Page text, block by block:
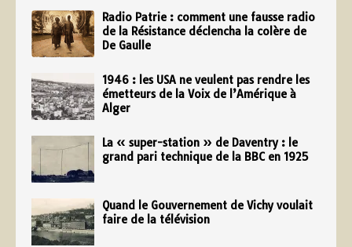
Radio Patrie : comment une fausse radio
de la Résistance déclencha la colère de
De Gaulle
1946 : les USA ne veulent pas rendre les
émetteurs de la Voix de l’Amérique à
Alger
La « super-station » de Daventry : le
grand pari technique de la BBC en 1925
Quand le Gouvernement de Vichy voulait
faire de la télévision